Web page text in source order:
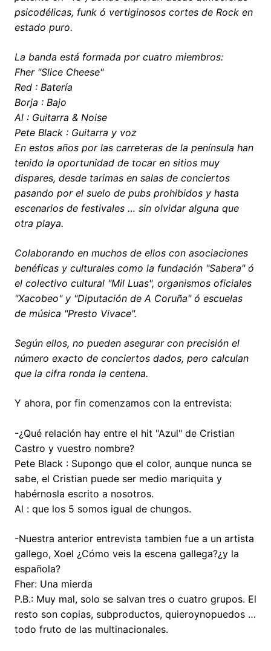
psicodélicas, funk ó vertiginosos cortes de Rock en
estado puro.
La banda está formada por cuatro miembros:
Fher "Slice Cheese"
Red : Batería
Borja : Bajo
Al : Guitarra & Noise
Pete Black : Guitarra y voz
En estos años por las carreteras de la península han
tenido la oportunidad de tocar en sitios muy
dispares, desde tarimas en salas de conciertos
pasando por el suelo de pubs prohibidos y hasta
escenarios de festivales … sin olvidar alguna que
otra playa.
Colaborando en muchos de ellos con asociaciones
benéficas y culturales como la fundación "Sabera" ó
el colectivo cultural "Mil Luas", organismos oficiales
"Xacobeo" y "Diputación de A Coruña" ó escuelas
de música "Presto Vivace".
Según ellos, no pueden asegurar con precisión el
número exacto de conciertos dados, pero calculan
que la cifra ronda la centena.
Y ahora, por fin comenzamos con la entrevista:
-¿Qué relación hay entre el hit "Azul" de Cristian
Castro y vuestro nombre?
Pete Black : Supongo que el color, aunque nunca se
sabe, el Cristian puede ser medio mariquita y
habérnosla escrito a nosotros.
Al : que los 5 somos igual de chungos.
-Nuestra anterior entrevista tambien fue a un artista
gallego, Xoel ¿Cómo veis la escena gallega?¿y la
española?
Fher: Una mierda
P.B.: Muy mal, solo se salvan tres o cuatro grupos. El
resto son copias, subproductos, quieroynopuedos …
todo fruto de las multinacionales.